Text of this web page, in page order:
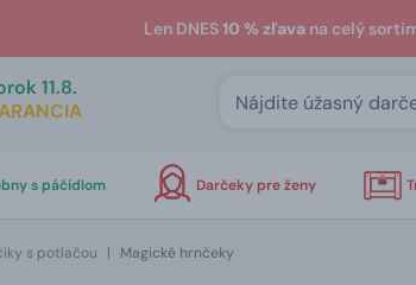
Len DNES10 % zľavana celý
11.8.
s páčidlom Darčeky pre ženy
s potlačou | Magické hrnčeky